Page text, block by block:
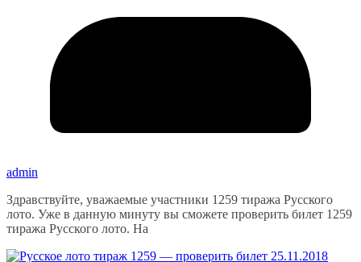
admin
Здравствуйте, уважаемые участники 1259 тиража Русского
лото. Уже в данную минуту вы сможете проверить билет 1259
тиража Русского лото. На